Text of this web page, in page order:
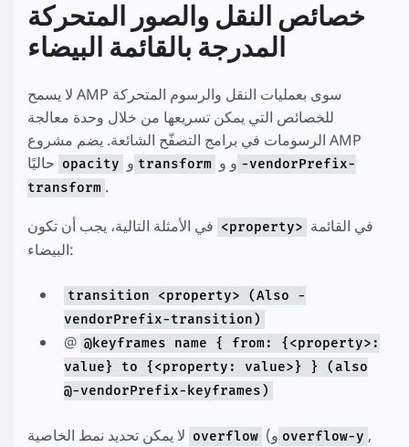
خصائص النقل والصور المتحركة
المدرجة بالقائمة البيضاء
لا يسمح AMP سوى بعمليات النقل والرسوم المتحركة
للخصائص التي يمكن تسريعها من خلال وحدة معالجة
الرسومات في برامج التصفّح الشائعة. يضم مشروع AMP
opacity و transform و و -vendorPrefix-
transform .
<property>
البيضاء:
transition <property> (Also -
vendorPrefix-transition)
@ @keyframes name { from: {<property>:
value} to {<property: value>} } (also
@-vendorPrefix-keyframes)
overflow (و overflow-y ,